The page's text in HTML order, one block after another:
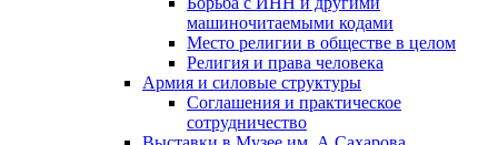
машиночитаемыми кодами
Место религии в обществе в целом
Религия и права человека
Армия и силовые структуры
Соглашения и практическое
сотрудничество